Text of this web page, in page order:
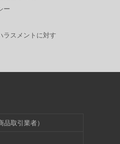
ー
ラスメントに対す
取引業者）